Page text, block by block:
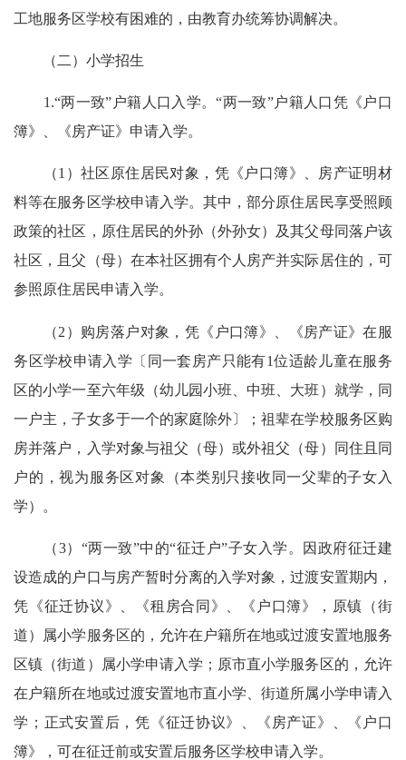
工地服务区学校有困难的，由教育办统筹协调解决。
（二）小学招生
1.“两一致”户籍人口入学。“两一致”户籍人口凭《户口
簿》、《房产证》申请入学。
（1）社区原住居民对象，凭《户口簿》、房产证明材
料等在服务区学校申请入学。其中，部分原住居民享受照顾
政策的社区，原住居民的外孙（外孙女）及其父母同落户该
社区，且父（母）在本社区拥有个人房产并实际居住的，可
参照原住居民申请入学。
（2）购房落户对象，凭《户口簿》、《房产证》在服
务区学校申请入学〔同一套房产只能有1位适龄儿童在服务
区的小学一至六年级（幼儿园小班、中班、大班）就学，同
一户主，子女多于一个的家庭除外〕；祖辈在学校服务区购
房并落户，入学对象与祖父（母）或外祖父（母）同住且同
户的，视为服务区对象（本类别只接收同一父辈的子女入
学）。
（3）“两一致”中的“征迁户”子女入学。因政府征迁建
设造成的户口与房产暂时分离的入学对象，过渡安置期内，
凭《征迁协议》、《租房合同》、《户口簿》，原镇（街
道）属小学服务区的，允许在户籍所在地或过渡安置地服务
区镇（街道）属小学申请入学；原市直小学服务区的，允许
在户籍所在地或过渡安置地市直小学、街道所属小学申请入
学；正式安置后，凭《征迁协议》、《房产证》、《户口
簿》，可在征迁前或安置后服务区学校申请入学。